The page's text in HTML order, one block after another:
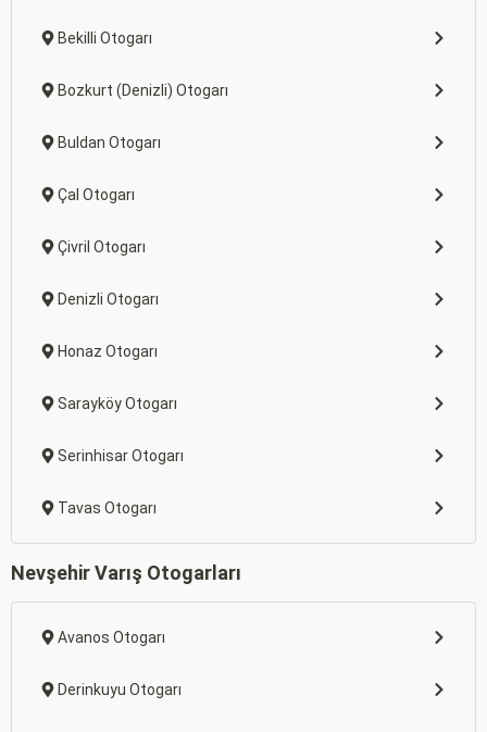
Bekilli Otogarı
Bozkurt (Denizli) Otogarı
Buldan Otogarı
Çal Otogarı
Çivril Otogarı
Denizli Otogarı
Honaz Otogarı
Sarayköy Otogarı
Serinhisar Otogarı
Tavas Otogarı
Nevşehir Varış Otogarları
Avanos Otogarı
Derinkuyu Otogarı